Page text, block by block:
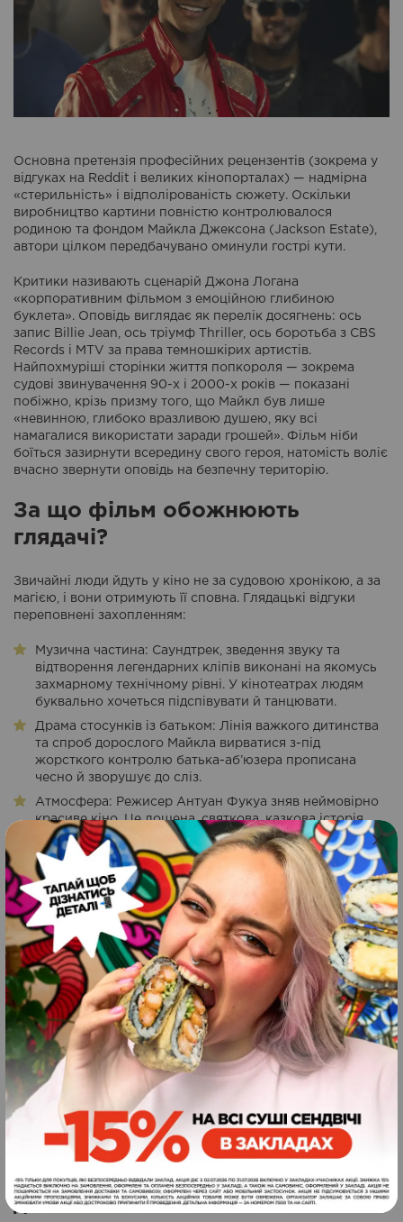
Основна претензія професійних рецензентів (зокрема у
відгуках на Reddit і великих кінопорталах) — надмірна
«стерильність» і відполірованість сюжету. Оскільки
виробництво картини повністю контролювалося
родиною та фондом Майкла Джексона (Jackson Estate),
автори цілком передбачувано оминули гострі кути.
Критики називають сценарій Джона Логана
«корпоративним фільмом з емоційною глибиною
буклета». Оповідь виглядає як перелік досягнень: ось
запис Billie Jean, ось тріумф Thriller, ось боротьба з CBS
Records і MTV за права темношкірих артистів.
Найпохмуріші сторінки життя попкороля — зокрема
судові звинувачення 90-х і 2000-х років — показані
побіжно, крізь призму того, що Майкл був лише
«невинною, глибоко вразливою душею, яку всі
намагалися використати заради грошей». Фільм ніби
боїться зазирнути всередину свого героя, натомість воліє
вчасно звернути оповідь на безпечну територію.
За що фільм обожнюють
глядачі?
Звичайні люди йдуть у кіно не за судовою хронікою, а за
магією, і вони отримують її сповна. Глядацькі відгуки
переповнені захопленням:
Музична частина: Саундтрек, зведення звуку та
відтворення легендарних кліпів виконані на якомусь
захмарному технічному рівні. У кінотеатрах людям
буквально хочеться підспівувати й танцювати.
Драма стосунків із батьком: Лінія важкого дитинства
та спроб дорослого Майкла вирватися з-під
жорсткого контролю батька-аб’юзера прописана
чесно й зворушує до сліз.
Атмосфера: Режисер Антуан Фукуа зняв неймовірно
красиве кіно. Це лощена, святкова, казкова історія,
яка дарує відчуття комфорту й повертає в епоху, коли
музика творила історію.
Ідеальний сет під кіномарафон:
дивимося зі смаком